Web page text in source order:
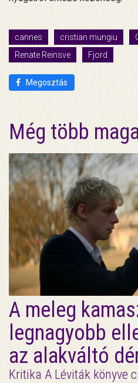
cannes cristian mungiu
Renate Reinsve
Fjord
Megosztás
Még több
A meleg
legnagyobb
az alakváltó
Kritika A Léviták könyve